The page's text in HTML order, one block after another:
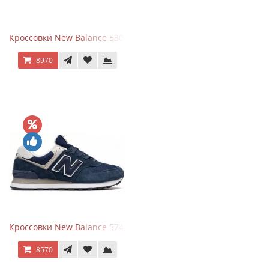
Кроссовки New Balance 530 White Silver Navy
8970
Кроссовки New Balance 574 Navy Blue White
8570